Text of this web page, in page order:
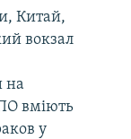
Китай,
вокзал
на
вміють
у